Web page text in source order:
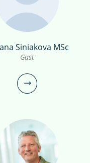
bekijk profiel
Peter Broers
onderzoeker
Siniakova MSc
Gast